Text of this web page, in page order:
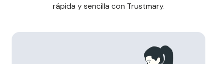
rápida y sencilla con Trustmary.